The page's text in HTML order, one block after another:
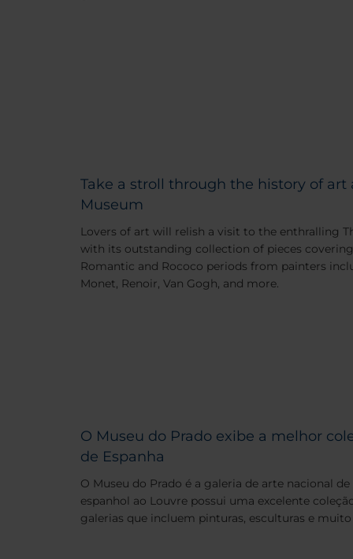
Take a stroll through the history of art
Museum
Lovers of art will relish a visit to the enthralling
with its outstanding collection of pieces covering
Romantic and Rococo periods from painters
Monet, Renoir, Van Gogh, and more.
O Museu do Prado exibe a melhor
de Espanha
O Museu do Prado é a galeria de arte nacional
espanhol ao Louvre possui uma excelente
galerias que incluem pinturas, esculturas e muito